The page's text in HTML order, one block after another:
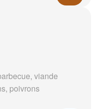
viande
poivrons